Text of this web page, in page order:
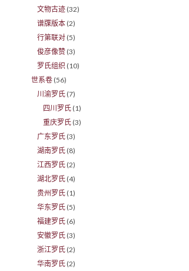
文物古迹 (32)
谱牒版本 (2)
行第联对 (5)
俊彦像赞 (3)
罗氏组织 (10)
世系卷 (56)
川渝罗氏 (7)
四川罗氏 (1)
重庆罗氏 (3)
广东罗氏 (3)
湖南罗氏 (8)
江西罗氏 (2)
湖北罗氏 (4)
贵州罗氏 (1)
华东罗氏 (5)
福建罗氏 (6)
安徽罗氏 (3)
浙江罗氏 (2)
华南罗氏 (2)